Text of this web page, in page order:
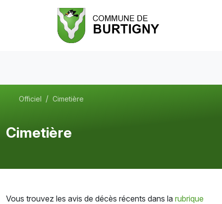
Officiel Cimetière
Cimetière
Vous trouvez les avis de décès récents dans la rubrique